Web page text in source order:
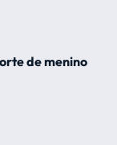
de menino